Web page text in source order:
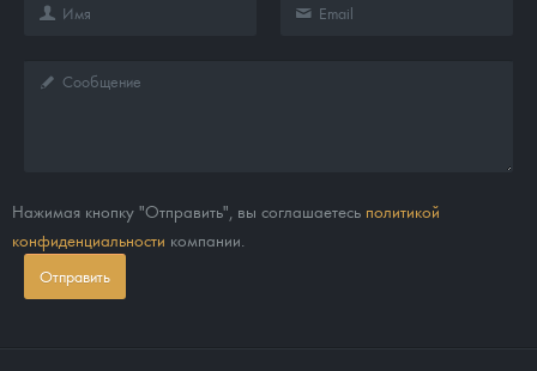
Нажимая кнопку "Отправить", вы соглашаетесь политикой
конфиденциальности компании.
Отправить